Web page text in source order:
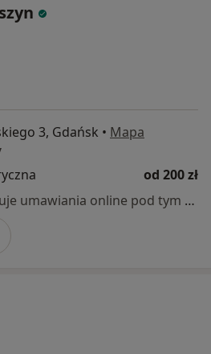
3, Gdańsk • Mapa
od 200 zł
Specjalista nie oferuje umawiania online pod tym adresem.